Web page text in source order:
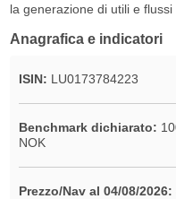
la generazione di utili e flussi
Anagrafica e indicatori
ISIN: LU0173784223
Benchmark dichiarato:
NOK
Prezzo/Nav al 04/08/2026: